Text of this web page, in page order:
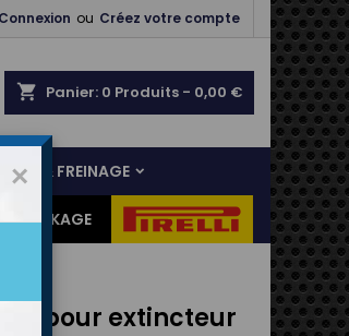
Connexion ou Créez votre compte
shopping_cart Panier: 0 Produits - 0,00 €
SOL & FREINAGE
pour extincteur
×